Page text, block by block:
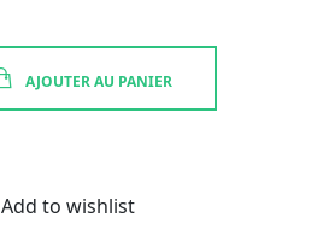
AJOUTER AU PANIER
Add to wishlist